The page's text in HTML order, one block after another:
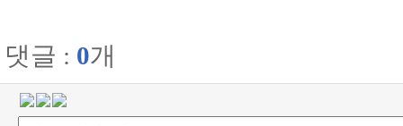
댓글 : 0개